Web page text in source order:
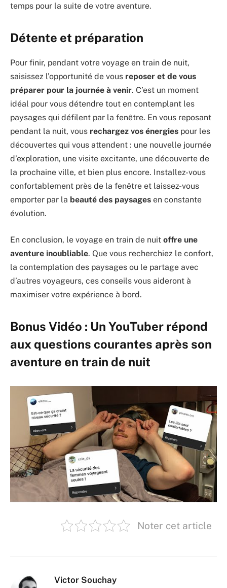
temps pour la suite de votre aventure.
Détente et préparation
Pour finir, pendant votre voyage en train de nuit,
saisissez l’opportunité de vous reposer et de vous
préparer pour la journée à venir. C’est un moment
idéal pour vous détendre tout en contemplant les
paysages qui défilent par la fenêtre. En vous reposant
pendant la nuit, vous rechargez vos énergies pour les
découvertes qui vous attendent : une nouvelle journée
d’exploration, une visite excitante, une découverte de
la prochaine ville, et bien plus encore. Installez-vous
confortablement près de la fenêtre et laissez-vous
emporter par la beauté des paysages en constante
évolution.
En conclusion, le voyage en train de nuit offre une
aventure inoubliable. Que vous recherchiez le confort,
la contemplation des paysages ou le partage avec
d’autres voyageurs, ces conseils vous aideront à
maximiser votre expérience à bord.
Bonus Vidéo : Un YouTuber répond
aux questions courantes après son
aventure en train de nuit
Noter cet article
Victor Souchay